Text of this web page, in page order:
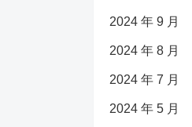
2024 年 9 月
2024 年 8 月
2024 年 7 月
2024 年 5 月